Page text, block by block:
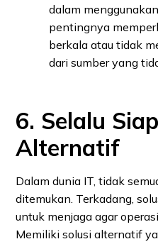
dalam
pentingnya
berkala atau tidak
dari sumber yang
6. Selalu
Alternatif
Dalam dunia IT, tidak
ditemukan. Terkadang,
untuk menjaga agar
Memiliki solusi alternatif